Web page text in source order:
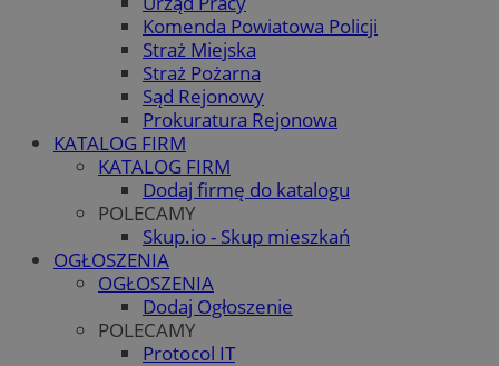
Komenda Powiatowa Policji
Straż Miejska
Straż Pożarna
Sąd Rejonowy
Prokuratura Rejonowa
KATALOG FIRM
KATALOG FIRM
Dodaj firmę do katalogu
POLECAMY
Skup.io - Skup mieszkań
OGŁOSZENIA
OGŁOSZENIA
Dodaj Ogłoszenie
POLECAMY
Protocol IT